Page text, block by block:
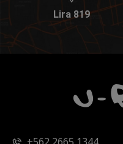
Lira 819